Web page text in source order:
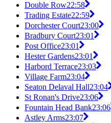
Double Row22:58
Trading Estate22:59
Dorchester Court23:00
Bradbury Court23:01
Post Office23:01
Hester Gardens23:01
Harbord Terrace23:03
Village Farm23:04
Seaton Delaval Hall23:04
St Ronan's Drive23:06
Fountain Head Bank23:06
Astley Arms23:07